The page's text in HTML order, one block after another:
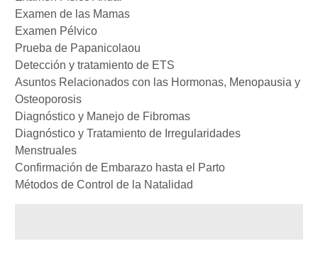
Examen de las Mamas
Examen Pélvico
Prueba de Papanicolaou
Detección y tratamiento de ETS
Asuntos Relacionados con las Hormonas, Menopausia y
Osteoporosis
Diagnóstico y Manejo de Fibromas
Diagnóstico y Tratamiento de Irregularidades
Menstruales
Confirmación de Embarazo hasta el Parto
Métodos de Control de la Natalidad